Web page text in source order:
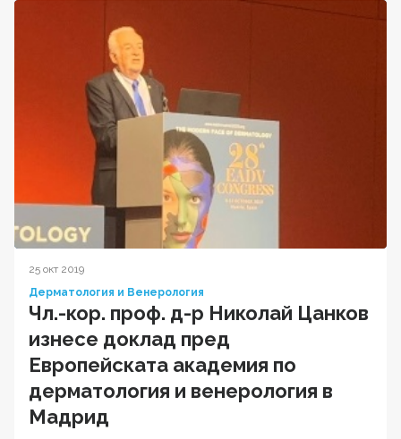
25 окт 2019
Дерматология и Венерология
Чл.-кор. проф. д-р Николай Цанков
изнесе доклад пред
Европейската академия по
дерматология и венерология в
Мадрид